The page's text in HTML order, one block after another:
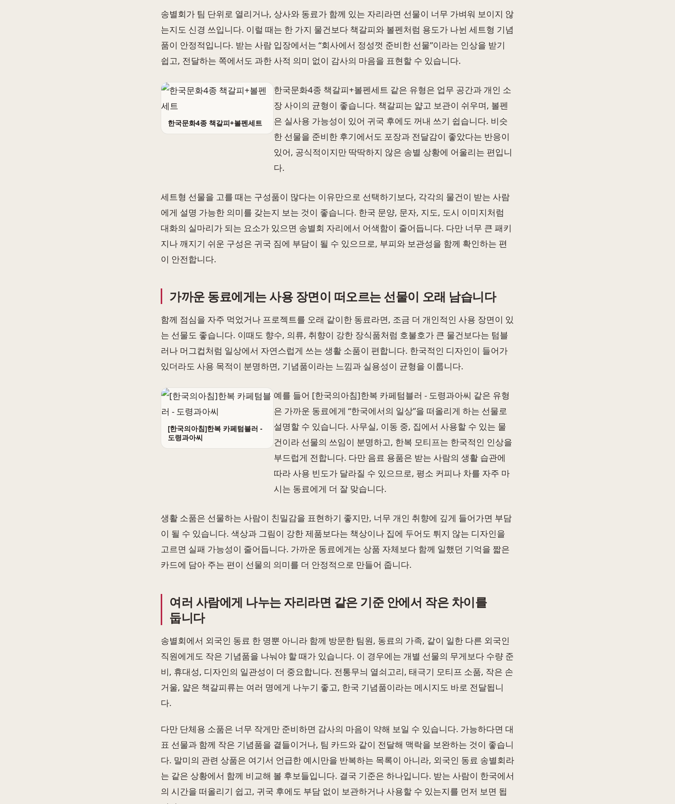
송별회가 팀 단위로 열리거나, 상사와 동료가 함께 있는 자리라면 선물이 너무 가벼워 보이지 않
는지도 신경 쓰입니다. 이럴 때는 한 가지 물건보다 책갈피와 볼펜처럼 용도가 나뉜 세트형 기념
품이 안정적입니다. 받는 사람 입장에서는 “회사에서 정성껏 준비한 선물”이라는 인상을 받기
쉽고, 전달하는 쪽에서도 과한 사적 의미 없이 감사의 마음을 표현할 수 있습니다.
한국문화4종 책갈피+볼펜세트
한국문화4종 책갈피+볼펜세트 같은 유형은 업무 공간과 개인 소
장 사이의 균형이 좋습니다. 책갈피는 얇고 보관이 쉬우며, 볼펜
은 실사용 가능성이 있어 귀국 후에도 꺼내 쓰기 쉽습니다. 비슷
한 선물을 준비한 후기에서도 포장과 전달감이 좋았다는 반응이
있어, 공식적이지만 딱딱하지 않은 송별 상황에 어울리는 편입니
다.
세트형 선물을 고를 때는 구성품이 많다는 이유만으로 선택하기보다, 각각의 물건이 받는 사람
에게 설명 가능한 의미를 갖는지 보는 것이 좋습니다. 한국 문양, 문자, 지도, 도시 이미지처럼
대화의 실마리가 되는 요소가 있으면 송별회 자리에서 어색함이 줄어듭니다. 다만 너무 큰 패키
지나 깨지기 쉬운 구성은 귀국 짐에 부담이 될 수 있으므로, 부피와 보관성을 함께 확인하는 편
이 안전합니다.
가까운 동료에게는 사용 장면이 떠오르는 선물이 오래 남습니다
함께 점심을 자주 먹었거나 프로젝트를 오래 같이한 동료라면, 조금 더 개인적인 사용 장면이 있
는 선물도 좋습니다. 이때도 향수, 의류, 취향이 강한 장식품처럼 호불호가 큰 물건보다는 텀블
러나 머그컵처럼 일상에서 자연스럽게 쓰는 생활 소품이 편합니다. 한국적인 디자인이 들어가
있더라도 사용 목적이 분명하면, 기념품이라는 느낌과 실용성이 균형을 이룹니다.
예를 들어 [한국의아침]한복 카페텀블러 - 도령과아씨 같은 유형
은 가까운 동료에게 “한국에서의 일상”을 떠올리게 하는 선물로
설명할 수 있습니다. 사무실, 이동 중, 집에서 사용할 수 있는 물
건이라 선물의 쓰임이 분명하고, 한복 모티프는 한국적인 인상을
부드럽게 전합니다. 다만 음료 용품은 받는 사람의 생활 습관에
따라 사용 빈도가 달라질 수 있으므로, 평소 커피나 차를 자주 마
시는 동료에게 더 잘 맞습니다.
[한국의아침]한복 카페텀블러 -
도령과아씨
생활 소품은 선물하는 사람이 친밀감을 표현하기 좋지만, 너무 개인 취향에 깊게 들어가면 부담
이 될 수 있습니다. 색상과 그림이 강한 제품보다는 책상이나 집에 두어도 튀지 않는 디자인을
고르면 실패 가능성이 줄어듭니다. 가까운 동료에게는 상품 자체보다 함께 일했던 기억을 짧은
카드에 담아 주는 편이 선물의 의미를 더 안정적으로 만들어 줍니다.
여러 사람에게 나누는 자리라면 같은 기준 안에서 작은 차이를
둡니다
송별회에서 외국인 동료 한 명뿐 아니라 함께 방문한 팀원, 동료의 가족, 같이 일한 다른 외국인
직원에게도 작은 기념품을 나눠야 할 때가 있습니다. 이 경우에는 개별 선물의 무게보다 수량 준
비, 휴대성, 디자인의 일관성이 더 중요합니다. 전통무늬 열쇠고리, 태극기 모티프 소품, 작은 손
거울, 얇은 책갈피류는 여러 명에게 나누기 좋고, 한국 기념품이라는 메시지도 바로 전달됩니
다.
다만 단체용 소품은 너무 작게만 준비하면 감사의 마음이 약해 보일 수 있습니다. 가능하다면 대
표 선물과 함께 작은 기념품을 곁들이거나, 팀 카드와 같이 전달해 맥락을 보완하는 것이 좋습니
다. 말미의 관련 상품은 여기서 언급한 예시만을 반복하는 목록이 아니라, 외국인 동료 송별회라
는 같은 상황에서 함께 비교해 볼 후보들입니다. 결국 기준은 하나입니다. 받는 사람이 한국에서
의 시간을 떠올리기 쉽고, 귀국 후에도 부담 없이 보관하거나 사용할 수 있는지를 먼저 보면 됩